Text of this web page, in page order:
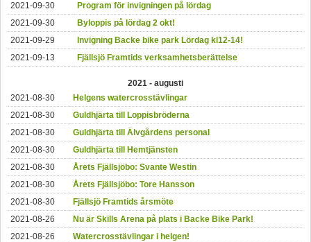
2021-09-30
Program för invigningen på lördag
2021-09-30
Byloppis på lördag 2 okt!
2021-09-29
Invigning Backe bike park Lördag kl12-14!
2021-09-13
Fjällsjö Framtids verksamhetsberättelse
2021 - augusti
2021-08-30
Helgens watercrosstävlingar
2021-08-30
Guldhjärta till Loppisbröderna
2021-08-30
Guldhjärta till Älvgårdens personal
2021-08-30
Guldhjärta till Hemtjänsten
2021-08-30
Årets Fjällsjöbo: Svante Westin
2021-08-30
Årets Fjällsjöbo: Tore Hansson
2021-08-30
Fjällsjö Framtids årsmöte
2021-08-26
Nu är Skills Arena på plats i Backe Bike Park!
2021-08-26
Watercrosstävlingar i helgen!